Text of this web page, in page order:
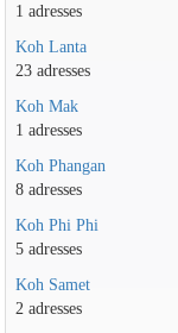
1 adresses
Koh Lanta
23 adresses
Koh Mak
1 adresses
Koh Phangan
8 adresses
Koh Phi Phi
5 adresses
Koh Samet
2 adresses